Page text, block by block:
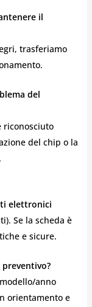
il
trasferiamo
del
riconosciuto
del chip o la
elettronici
Se la scheda è
e sicure.
anno
orientamento e